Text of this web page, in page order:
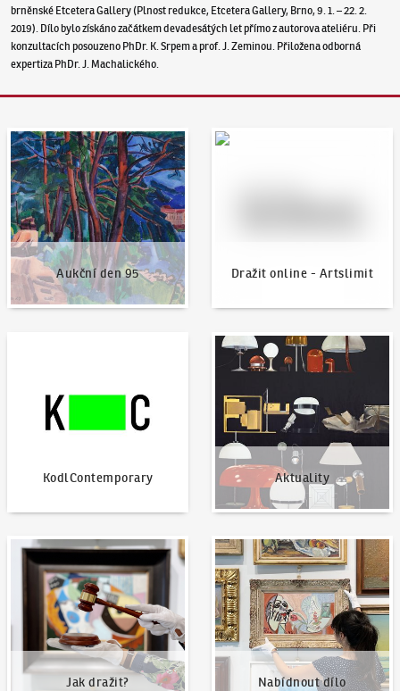
brněnské Etcetera Gallery (Plnost redukce, Etcetera Gallery, Brno, 9. 1. – 22. 2.
2019). Dílo bylo získáno začátkem devadesátých let přímo z autorova ateliéru. Při
konzultacích posouzeno PhDr. K. Srpem a prof. J. Zeminou. Přiložena odborná
expertiza PhDr. J. Machalického.
Aukční den 95
Aukční den 95
Dražit online - Artslimit
Dražit online - Artslimit
KodlContemporary Aktuality
Aktuality
Jak dražit?
Jak dražit?
Nabídnout dílo
Nabídnout dílo